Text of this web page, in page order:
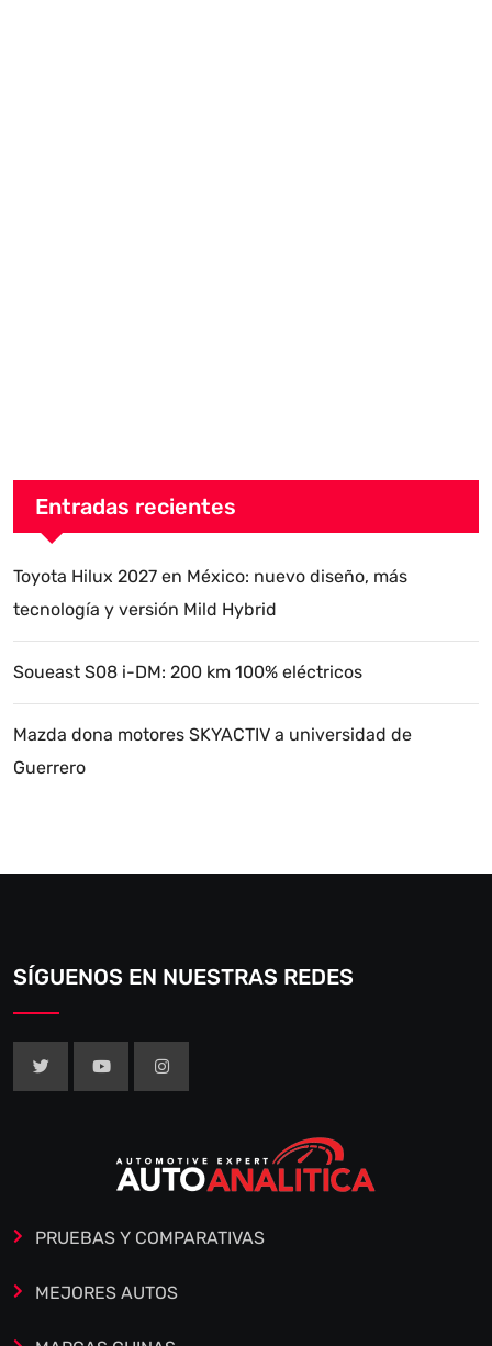
Entradas recientes
Toyota Hilux 2027 en México: nuevo diseño, más
tecnología y versión Mild Hybrid
Soueast S08 i-DM: 200 km 100% eléctricos
Mazda dona motores SKYACTIV a universidad de
Guerrero
SÍGUENOS EN NUESTRAS REDES
PRUEBAS Y COMPARATIVAS
MEJORES AUTOS